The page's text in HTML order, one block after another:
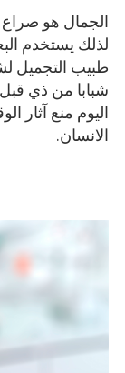
الجمال هو
لذلك يستخدم
طبيب التجميل
شبابا من ذي قبل
اليوم منع آثار
الانسان.